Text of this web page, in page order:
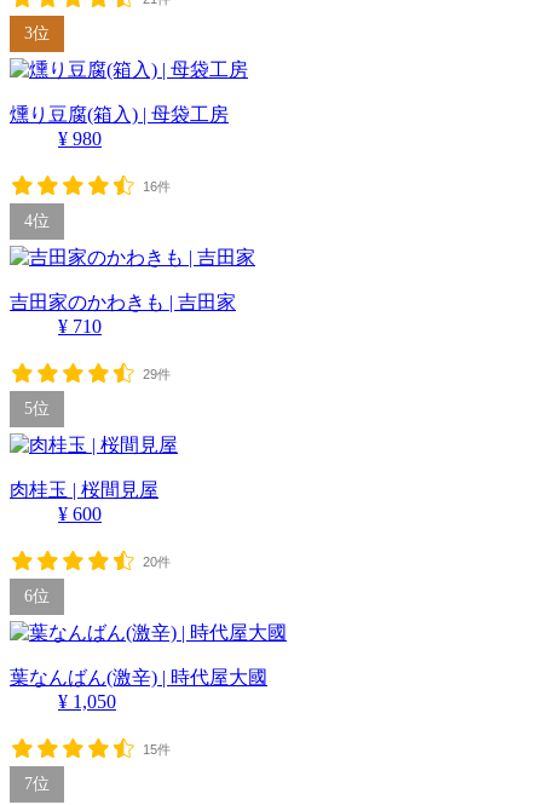
3位
燻り豆腐(箱入) | 母袋工房
¥ 980
16件
4位
吉田家のかわきも | 吉田家
¥ 710
29件
5位
肉桂玉 | 桜間見屋
¥ 600
20件
6位
葉なんばん(激辛) | 時代屋大國
¥ 1,050
15件
7位